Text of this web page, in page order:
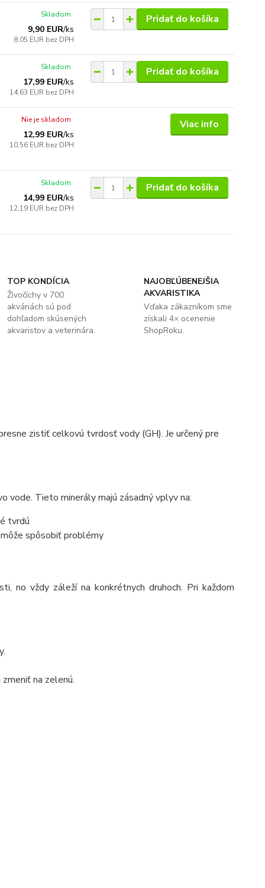
9,90 EUR/ks
8,05 EUR bez DPH
Skladom Pridať do košíka
17,99 EUR/ks
14,63 EUR bez DPH
Skladom Pridať do košíka
12,99 EUR/ks
10,56 EUR bez DPH
Nie je skladom Viac info
14,99 EUR/ks
12,19 EUR bez DPH
Skladom Pridať do košíka
TOP KONDÍCIA
Živočíchy v 700
akváriách sú pod
dohľadom skúsených
akvaristov a veterinára.
NAJOBĽÚBENEJŠIA
AKVARISTIKA
Vďaka zákazníkom sme
získali 4× ocenenie
ShopRoku.
zistiť celkovú tvrdosť vody (GH). Je určený pre
vode. Tieto minerály majú zásadný vplyv na:
tvrdú
spôsobiť problémy
no vždy záleží na konkrétnych druhoch. Pri každom
na zelenú.